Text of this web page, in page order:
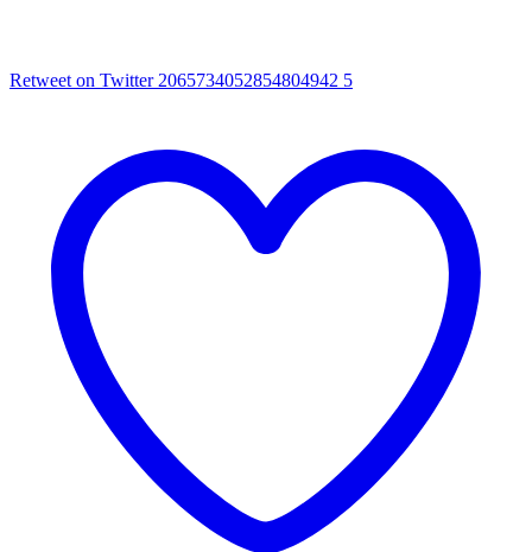
Retweet on Twitter 2065734052854804942 5